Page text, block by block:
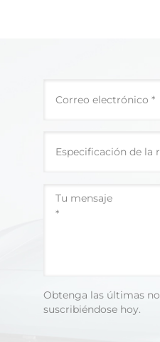
Obtenga las últimas
suscribiéndose hoy.